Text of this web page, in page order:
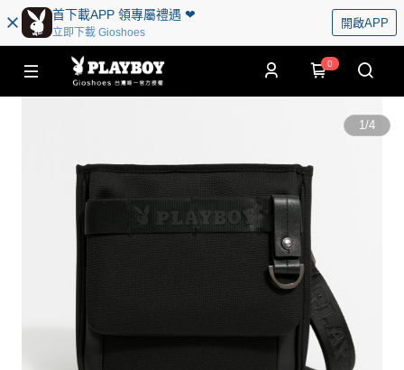
首下載APP 領專屬禮遇 ❤︎
立即下載 Gioshoes
開啟APP
0
1/4